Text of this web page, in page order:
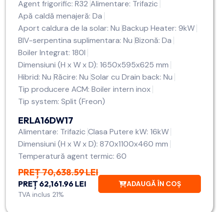
Agent frigorific: R32 Alimentare: Trifazic
Apă caldă menajeră: Da
Aport caldura de la solar: Nu Backup Heater: 9kW
BIV-serpentina suplimentara: Nu Bizonă: Da
Boiler Integrat: 180l
Dimensiuni (H x W x D): 1650x595x625 mm
Hibrid: Nu Răcire: Nu Solar cu Drain back: Nu
Tip producere ACM: Boiler intern inox
Tip system: Split (Freon)
ERLA16DW17
Alimentare: Trifazic Clasa Putere kW: 16kW
Dimensiuni (H x W x D): 870x1100x460 mm
Temperatură agent termic: 60
PREȚ 70,638.59 LEI
PREȚ 62,161.96 LEI
TVA inclus 21%
ADAUGĂ ÎN COȘ